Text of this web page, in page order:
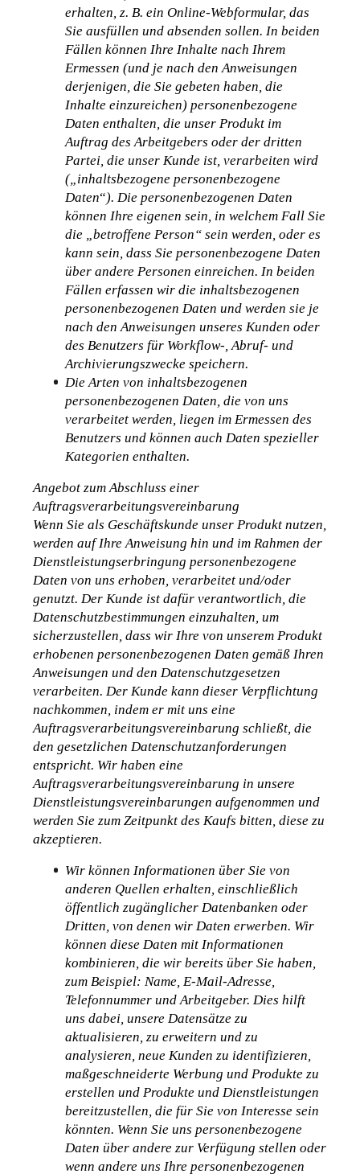
erhalten, z. B. ein Online-Webformular, das
Sie ausfüllen und absenden sollen. In beiden
Fällen können Ihre Inhalte nach Ihrem
Ermessen (und je nach den Anweisungen
derjenigen, die Sie gebeten haben, die
Inhalte einzureichen) personenbezogene
Daten enthalten, die unser Produkt im
Auftrag des Arbeitgebers oder der dritten
Partei, die unser Kunde ist, verarbeiten wird
(„inhaltsbezogene personenbezogene
Daten“). Die personenbezogenen Daten
können Ihre eigenen sein, in welchem Fall Sie
die „betroffene Person“ sein werden, oder es
kann sein, dass Sie personenbezogene Daten
über andere Personen einreichen. In beiden
Fällen erfassen wir die inhaltsbezogenen
personenbezogenen Daten und werden sie je
nach den Anweisungen unseres Kunden oder
des Benutzers für Workflow-, Abruf- und
Archivierungszwecke speichern.
Die Arten von inhaltsbezogenen
personenbezogenen Daten, die von uns
verarbeitet werden, liegen im Ermessen des
Benutzers und können auch Daten spezieller
Kategorien enthalten.
Angebot zum Abschluss einer
Auftragsverarbeitungsvereinbarung
Wenn Sie als Geschäftskunde unser Produkt nutzen,
werden auf Ihre Anweisung hin und im Rahmen der
Dienstleistungserbringung personenbezogene
Daten von uns erhoben, verarbeitet und/oder
genutzt. Der Kunde ist dafür verantwortlich, die
Datenschutzbestimmungen einzuhalten, um
sicherzustellen, dass wir Ihre von unserem Produkt
erhobenen personenbezogenen Daten gemäß Ihren
Anweisungen und den Datenschutzgesetzen
verarbeiten. Der Kunde kann dieser Verpflichtung
nachkommen, indem er mit uns eine
Auftragsverarbeitungsvereinbarung schließt, die
den gesetzlichen Datenschutzanforderungen
entspricht. Wir haben eine
Auftragsverarbeitungsvereinbarung in unsere
Dienstleistungsvereinbarungen aufgenommen und
werden Sie zum Zeitpunkt des Kaufs bitten, diese zu
akzeptieren.
Wir können Informationen über Sie von
anderen Quellen erhalten, einschließlich
öffentlich zugänglicher Datenbanken oder
Dritten, von denen wir Daten erwerben. Wir
können diese Daten mit Informationen
kombinieren, die wir bereits über Sie haben,
zum Beispiel: Name, E-Mail-Adresse,
Telefonnummer und Arbeitgeber. Dies hilft
uns dabei, unsere Datensätze zu
aktualisieren, zu erweitern und zu
analysieren, neue Kunden zu identifizieren,
maßgeschneiderte Werbung und Produkte zu
erstellen und Produkte und Dienstleistungen
bereitzustellen, die für Sie von Interesse sein
könnten. Wenn Sie uns personenbezogene
Daten über andere zur Verfügung stellen oder
wenn andere uns Ihre personenbezogenen